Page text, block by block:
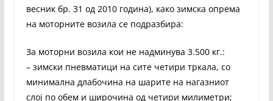
весник бр. 31 од 2010 година), како зимска опрема
на моторните возила се подразбира:
За моторни возила кои не надминува 3.500 кг.:
– зимски пневматици на сите четири тркала, со
минимална длабочина на шарите на нагазниот
слој по обем и широчина од четири милиметри;